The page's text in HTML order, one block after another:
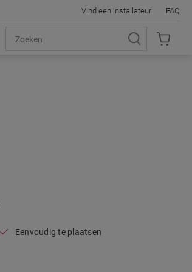
Vind een installateur FAQ
Eenvoudig te plaatsen